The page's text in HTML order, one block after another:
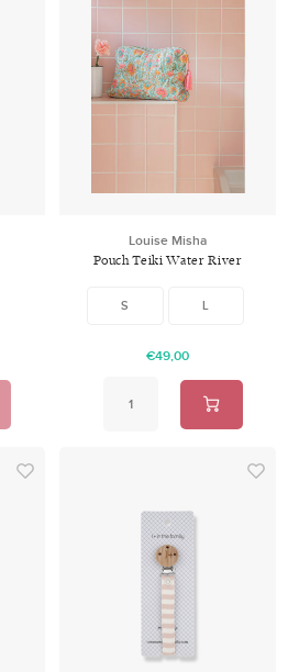
Louise Misha
Pouch Teiki Water River
S L
€49,00